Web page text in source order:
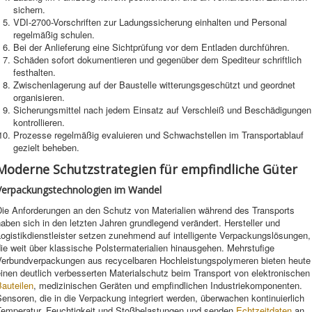
sichern.
VDI-2700-Vorschriften zur Ladungssicherung einhalten und Personal
regelmäßig schulen.
Bei der Anlieferung eine Sichtprüfung vor dem Entladen durchführen.
Schäden sofort dokumentieren und gegenüber dem Spediteur schriftlich
festhalten.
Zwischenlagerung auf der Baustelle witterungsgeschützt und geordnet
organisieren.
Sicherungsmittel nach jedem Einsatz auf Verschleiß und Beschädigungen
kontrollieren.
Prozesse regelmäßig evaluieren und Schwachstellen im Transportablauf
gezielt beheben.
Schutzstrategien für empfindliche Güter
im Wandel
Anforderungen an den Schutz von Materialien während des Transports
sich in den letzten Jahren grundlegend verändert. Hersteller und
setzen zunehmend auf intelligente Verpackungslösungen,
weit über klassische Polstermaterialien hinausgehen. Mehrstufige
aus recycelbaren Hochleistungspolymeren bieten heute
deutlich verbesserten Materialschutz beim Transport von elektronischen
, medizinischen Geräten und empfindlichen Industriekomponenten.
die in die Verpackung integriert werden, überwachen kontinuierlich